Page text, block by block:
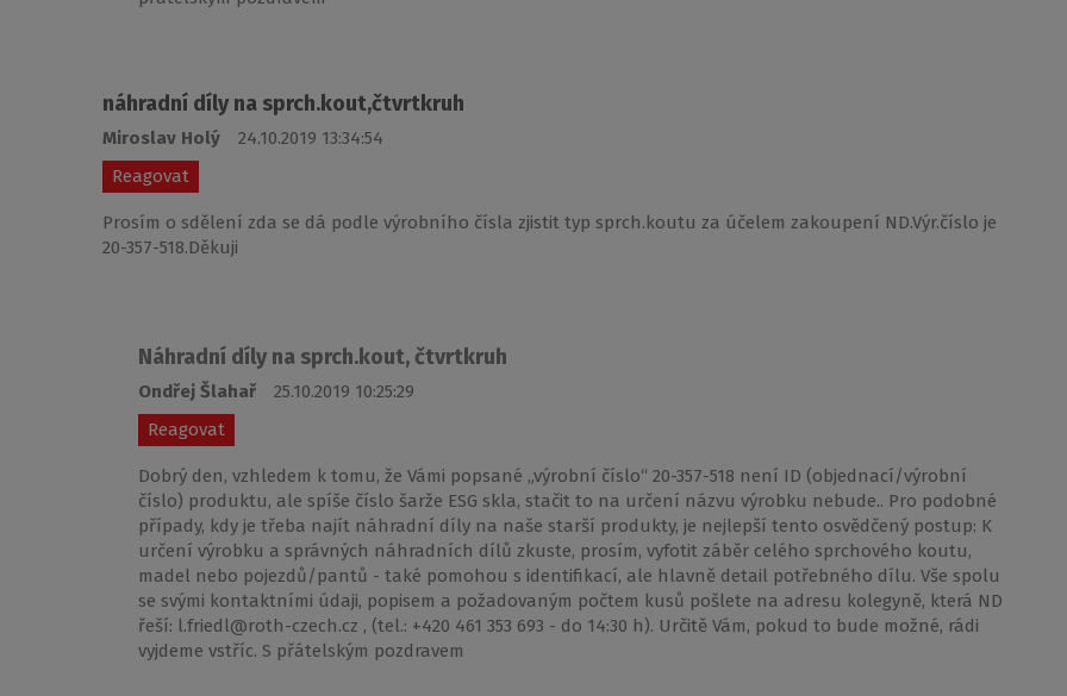
náhradní díly na sprch.kout,čtvrtkruh
Miroslav Holý
24.10.2019 13:34:54
Reagovat
Prosím o sdělení zda se dá podle výrobního čísla zjistit typ sprch.koutu za účelem zakoupení ND.Výr.číslo je
20-357-518.Děkuji
Náhradní díly na sprch.kout, čtvrtkruh
Ondřej Šlahař
25.10.2019 10:25:29
Reagovat
Dobrý den, vzhledem k tomu, že Vámi popsané „výrobní číslo“ 20-357-518 není ID (objednací/výrobní
číslo) produktu, ale spíše číslo šarže ESG skla, stačit to na určení názvu výrobku nebude.. Pro podobné
případy, kdy je třeba najít náhradní díly na naše starší produkty, je nejlepší tento osvědčený postup: K
určení výrobku a správných náhradních dílů zkuste, prosím, vyfotit záběr celého sprchového koutu,
madel nebo pojezdů/pantů - také pomohou s identifikací, ale hlavně detail potřebného dílu. Vše spolu
se svými kontaktními údaji, popisem a požadovaným počtem kusů pošlete na adresu kolegyně, která ND
řeší: l.friedl@roth-czech.cz , (tel.: +420 461 353 693 - do 14:30 h). Určitě Vám, pokud to bude možné, rádi
vyjdeme vstříc. S přátelským pozdravem